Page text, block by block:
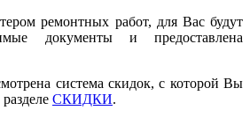
ремонтных работ, для Вас будут
документы и предоставлена
система скидок, с которой Вы
СКИДКИ.